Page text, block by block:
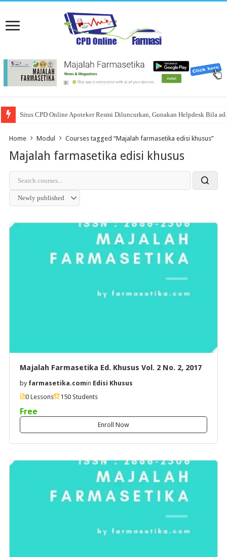
Situs CPD Online Apoteker Resmi Diluncurkan, Gunakan Helpdesk Bila
Home Modul Courses tagged “Majalah farmasetika edisi khusus”
Majalah farmasetika edisi khusus
Majalah Farmasetika Ed. Khusus Vol. 2 No. 2, 2017
by farmasetika.comin Edisi Khusus
0 Lessons
150 Students
Free
Enroll Now